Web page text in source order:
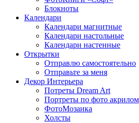
Блокноты
Календари
Календари магнитные
Календари настольные
Календари настенные
Открытки
Отправлю самостоятельно
Отправьте за меня
Декор Интерьера
Потреты Dream Art
Портреты по фото акрилом
ФотоМозаика
Холсты